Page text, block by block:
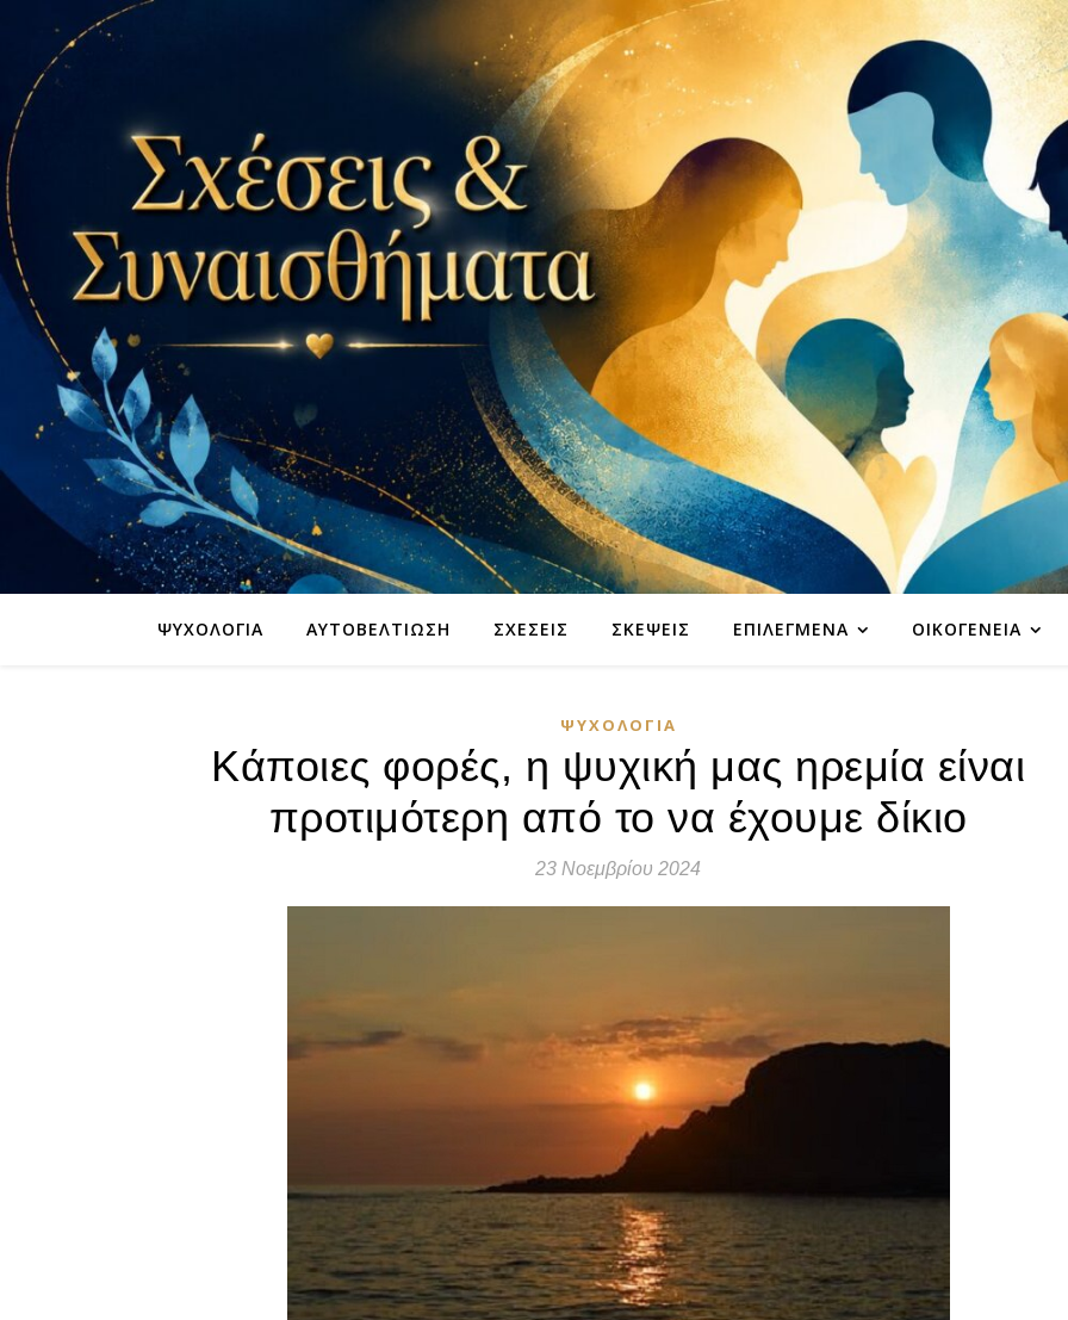
ΨΥΧΟΛΟΓΊΑ ΑΥΤΟΒΕΛΤΊΩΣΗ ΣΧΈΣΕΙΣ ΣΚΈΨΕΙΣ ΕΠΙΛΕΓΜΈΝΑ ΟΙΚΟΓΈΝΕΙΑ
ΨΥΧΟΛΟΓΊΑ
Κάποιες φορές, η ψυχική μας ηρεμία είναι
προτιμότερη από το να έχουμε δίκιο
23 Νοεμβρίου 2024